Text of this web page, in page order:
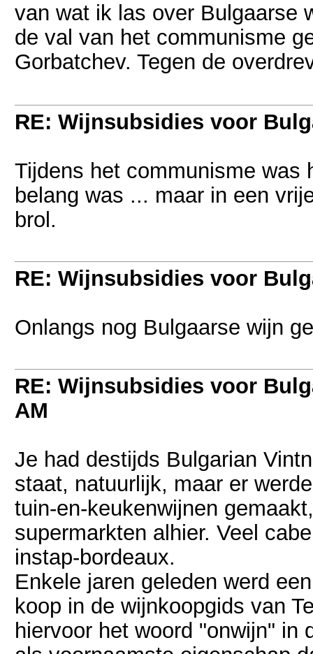
van wat ik las over Bulgaarse
de val van het communisme
Gorbatchev. Tegen de
RE: Wijnsubsidies voor
Tijdens het communisme was
belang was ... maar in een
brol.
RE: Wijnsubsidies voor
Onlangs nog Bulgaarse wijn
RE: Wijnsubsidies voor
AM
Je had destijds Bulgarian
staat, natuurlijk, maar er
tuin-en-keukenwijnen
supermarkten alhier. Veel
instap-bordeaux.
Enkele jaren geleden werd
koop in de wijnkoopgids van
hiervoor het woord "onwijn" in